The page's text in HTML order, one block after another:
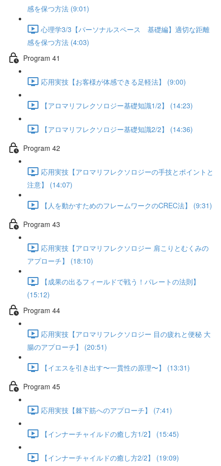
感を保つ方法 (9:01)
心理学3/3【パーソナルスペース 基礎編】適切な距離
感を保つ方法 (4:03)
Program 41
応用実技【お客様が体感できる足軽法】 (9:00)
【アロマリフレクソロジー基礎知識1/2】 (14:23)
【アロマリフレクソロジー基礎知識2/2】 (14:36)
Program 42
応用実技【アロマリフレクソロジーの手技とポイントと
注意】 (14:07)
【人を動かすためのフレームワークのCREC法】 (9:31)
Program 43
応用実技【アロマリフレクソロジー 肩こりとむくみの
アプローチ】 (18:10)
【成果の出るフィールドで戦う！パレートの法則】
(15:12)
Program 44
応用実技【アロマリフレクソロジー 目の疲れと便秘 大
腸のアプローチ】 (20:51)
【イエスを引き出す〜一貫性の原理〜】 (13:31)
Program 45
応用実技【棘下筋へのアプローチ】 (7:41)
【インナーチャイルドの癒し方1/2】 (15:45)
【インナーチャイルドの癒し方2/2】 (19:09)